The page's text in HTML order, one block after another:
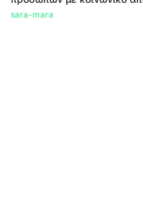
sara-mara